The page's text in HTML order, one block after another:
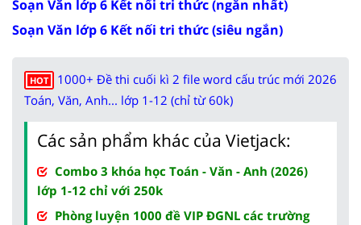
Soạn Văn lớp 6 Kết nối tri thức (ngắn nhất)
Soạn Văn lớp 6 Kết nối tri thức (siêu ngắn)
HOT
1000+ Đề thi cuối kì 2 file word cấu trúc mới 2026
Toán, Văn, Anh... lớp 1-12 (chỉ từ 60k)
Các sản phẩm khác của Vietjack:
Combo 3 khóa học Toán - Văn - Anh (2026)
lớp 1-12 chỉ với 250k
Phòng luyện 1000 đề VIP ĐGNL các trường